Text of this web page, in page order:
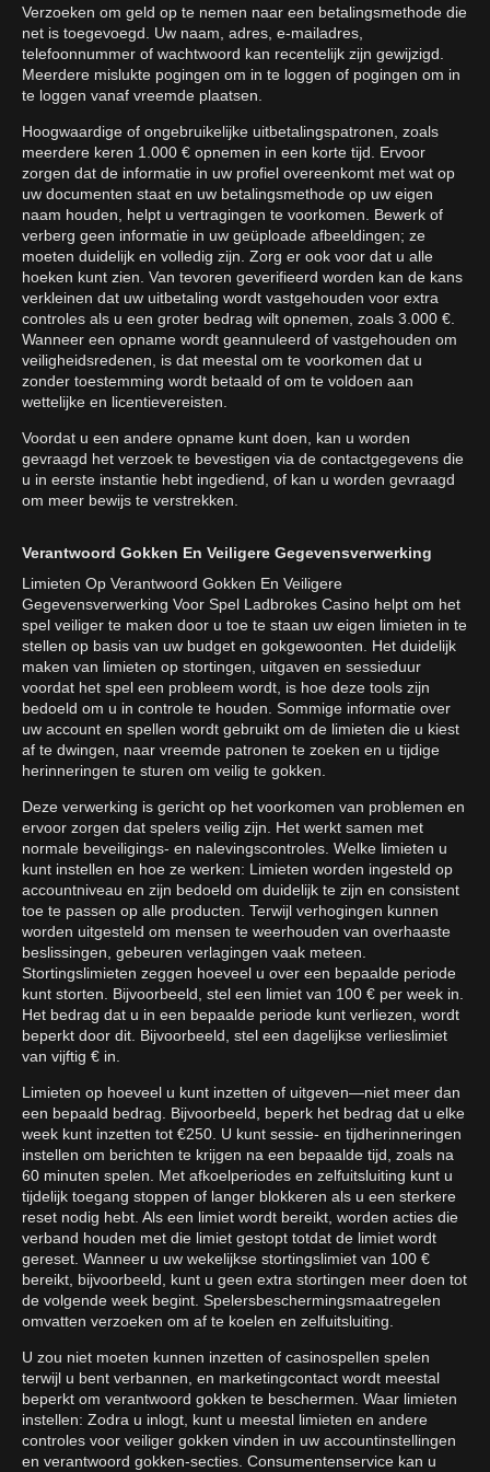
Verzoeken om geld op te nemen naar een betalingsmethode die
net is toegevoegd. Uw naam, adres, e-mailadres,
telefoonnummer of wachtwoord kan recentelijk zijn gewijzigd.
Meerdere mislukte pogingen om in te loggen of pogingen om in
te loggen vanaf vreemde plaatsen.
Hoogwaardige of ongebruikelijke uitbetalingspatronen, zoals
meerdere keren 1.000 € opnemen in een korte tijd. Ervoor
zorgen dat de informatie in uw profiel overeenkomt met wat op
uw documenten staat en uw betalingsmethode op uw eigen
naam houden, helpt u vertragingen te voorkomen. Bewerk of
verberg geen informatie in uw geüploade afbeeldingen; ze
moeten duidelijk en volledig zijn. Zorg er ook voor dat u alle
hoeken kunt zien. Van tevoren geverifieerd worden kan de kans
verkleinen dat uw uitbetaling wordt vastgehouden voor extra
controles als u een groter bedrag wilt opnemen, zoals 3.000 €.
Wanneer een opname wordt geannuleerd of vastgehouden om
veiligheidsredenen, is dat meestal om te voorkomen dat u
zonder toestemming wordt betaald of om te voldoen aan
wettelijke en licentievereisten.
Voordat u een andere opname kunt doen, kan u worden
gevraagd het verzoek te bevestigen via de contactgegevens die
u in eerste instantie hebt ingediend, of kan u worden gevraagd
om meer bewijs te verstrekken.
Verantwoord Gokken En Veiligere Gegevensverwerking
Limieten Op Verantwoord Gokken En Veiligere
Gegevensverwerking Voor Spel Ladbrokes Casino helpt om het
spel veiliger te maken door u toe te staan uw eigen limieten in te
stellen op basis van uw budget en gokgewoonten. Het duidelijk
maken van limieten op stortingen, uitgaven en sessieduur
voordat het spel een probleem wordt, is hoe deze tools zijn
bedoeld om u in controle te houden. Sommige informatie over
uw account en spellen wordt gebruikt om de limieten die u kiest
af te dwingen, naar vreemde patronen te zoeken en u tijdige
herinneringen te sturen om veilig te gokken.
Deze verwerking is gericht op het voorkomen van problemen en
ervoor zorgen dat spelers veilig zijn. Het werkt samen met
normale beveiligings- en nalevingscontroles. Welke limieten u
kunt instellen en hoe ze werken: Limieten worden ingesteld op
accountniveau en zijn bedoeld om duidelijk te zijn en consistent
toe te passen op alle producten. Terwijl verhogingen kunnen
worden uitgesteld om mensen te weerhouden van overhaaste
beslissingen, gebeuren verlagingen vaak meteen.
Stortingslimieten zeggen hoeveel u over een bepaalde periode
kunt storten. Bijvoorbeeld, stel een limiet van 100 € per week in.
Het bedrag dat u in een bepaalde periode kunt verliezen, wordt
beperkt door dit. Bijvoorbeeld, stel een dagelijkse verlieslimiet
van vijftig € in.
Limieten op hoeveel u kunt inzetten of uitgeven—niet meer dan
een bepaald bedrag. Bijvoorbeeld, beperk het bedrag dat u elke
week kunt inzetten tot €250. U kunt sessie- en tijdherinneringen
instellen om berichten te krijgen na een bepaalde tijd, zoals na
60 minuten spelen. Met afkoelperiodes en zelfuitsluiting kunt u
tijdelijk toegang stoppen of langer blokkeren als u een sterkere
reset nodig hebt. Als een limiet wordt bereikt, worden acties die
verband houden met die limiet gestopt totdat de limiet wordt
gereset. Wanneer u uw wekelijkse stortingslimiet van 100 €
bereikt, bijvoorbeeld, kunt u geen extra stortingen meer doen tot
de volgende week begint. Spelersbeschermingsmaatregelen
omvatten verzoeken om af te koelen en zelfuitsluiting.
U zou niet moeten kunnen inzetten of casinospellen spelen
terwijl u bent verbannen, en marketingcontact wordt meestal
beperkt om verantwoord gokken te beschermen. Waar limieten
instellen: Zodra u inlogt, kunt u meestal limieten en andere
controles voor veiliger gokken vinden in uw accountinstellingen
en verantwoord gokken-secties. Consumentenservice kan u